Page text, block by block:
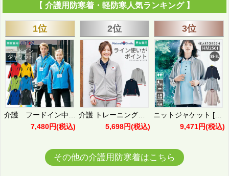
【 介護用防寒着・軽防寒人気ランキング 】
1位
介護 フードイン中綿ジャケット・軽防寒・男女兼用(アイトス/AZ-10304)
7,480円(税込)
2位
介護 トレーニングジャケット[ボンマックス/TJ0800U]吸汗速乾/男女兼用
5,698円(税込)
3位
ニットジャケット [カーシー/HM-2501] SS-3L
9,471円(税込)
その他の介護用防寒着はこちら